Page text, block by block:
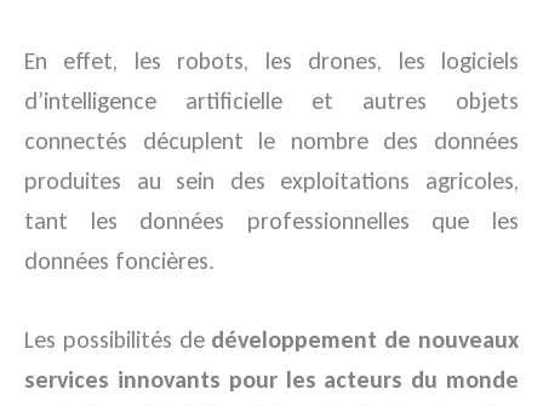
En effet, les robots, les drones, les logiciels
d’intelligence artificielle et autres objets
connectés décuplent le nombre des données
produites au sein des exploitations agricoles,
tant les données professionnelles que les
données foncières.
Les possibilités de développement de nouveaux
services innovants pour les acteurs du monde